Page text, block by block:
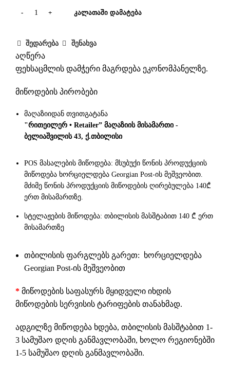
ᲙᲐᲚᲐᲗᲐᲨᲘ ᲓᲐᲛᲐᲢᲔᲑᲐ
შედარება შენახვა
აღწერა
ფეხსაცმლის დამჭერი მაგრდება ეკონომპანელზე.
მიწოდების პირობები
მაღაზიიდან თვითგატანა
"რითეილერ • Retailer” მაღაზიის მისამართი -
ბელიაშვილის 43, ქ.თბილისი
POS მასალების მიწოდება: მსუბუქი წონის პროდუქციის
მიწოდება ხორციელდება Georgian Post-ის მეშვეობით.
მძიმე წონის პროდუქციის მიწოდების ღირებულება 140₾
ერთ მისამართზე.
სტელაჟების მიწოდება: თბილისის მასშტაბით 140 ₾ ერთ
მისამართზე
თბილისის ფარგლებს გარეთ: ხორციელდება
Georgian Post-ის მეშვეობით
* მიწოდების საფასურს მყიდველი იხდის
მიწოდების სერვისის ტარიფების თანახმად.
ადგილზე მიწოდება ხდება, თბილისის მასშტაბით 1-
3 სამუშაო დღის განმავლობაში, ხოლო რეგიონებში
1-5 სამუშაო დღის განმავლობაში.